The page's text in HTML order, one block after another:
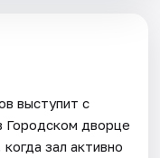
выступит с
Городском дворце
зал активно